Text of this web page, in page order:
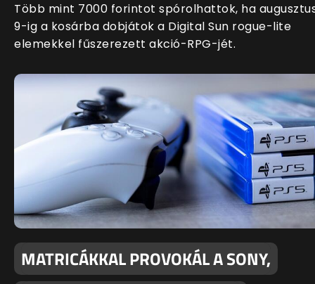
Több mint 7000 forintot spórolhattok, ha
9-ig a kosárba dobjátok a Digital Sun rogue-lite
elemekkel fűszerezett akció-RPG-jét.
MATRICÁKKAL PROVOKÁL A SONY,